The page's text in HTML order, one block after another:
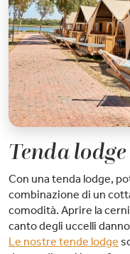
Tenda lodge
Con una tenda lodge,
combinazione di un
comodità. Aprire la
canto degli uccelli
Le nostre tende lodge